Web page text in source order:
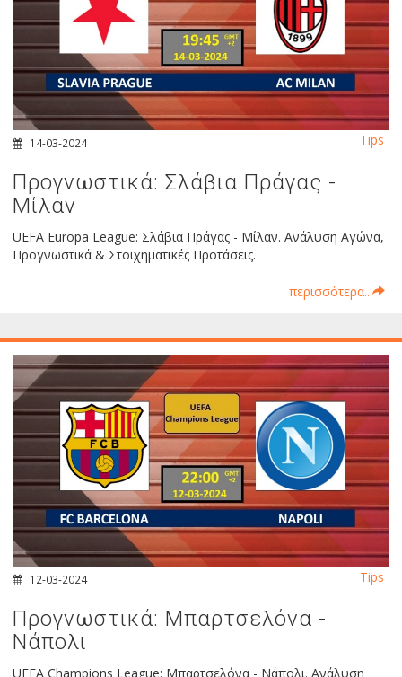
14-03-2024
Προγνωστικά: Σλάβια Πράγας -
Μίλαν
UEFA Europa League: Σλάβια Πράγας - Μίλαν. Ανάλυση Αγώνα,
Προγνωστικά & Στοιχηματικές Προτάσεις.
περισσότερα...
Tips
12-03-2024
Προγνωστικά: Μπαρτσελόνα -
Νάπολι
UEFA Champions League: Μπαρτσελόνα - Νάπολι. Ανάλυση
Tips